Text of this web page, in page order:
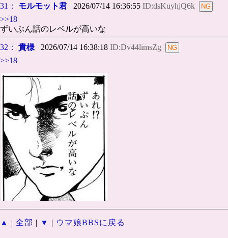
31： モルモット君 2026/07/14 16:36:55 ID:dsKuyhjQ6k
>>18
ずいぶん話のレベルが高いな
32： 貴様 2026/07/14 16:38:18 ID:Dv44limsZg
>>18
▲ | 全部 | ▼ | ウマ娘BBSに戻る